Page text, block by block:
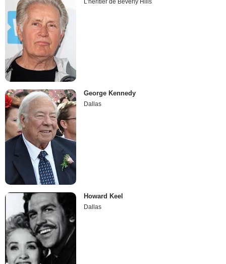
L'héritier de Beverly Hills
George Kennedy
Dallas
Howard Keel
Dallas